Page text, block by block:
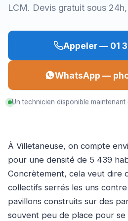
LCM. Devis gratuit sous
Appeler — 01
WhatsApp —
Un technicien disponible
À Villetaneuse, on compte
pour une densité de 5 439
Concrètement, cela veut dire
collectifs serrés les uns
pavillons construits sur des
souvent peu de place pour